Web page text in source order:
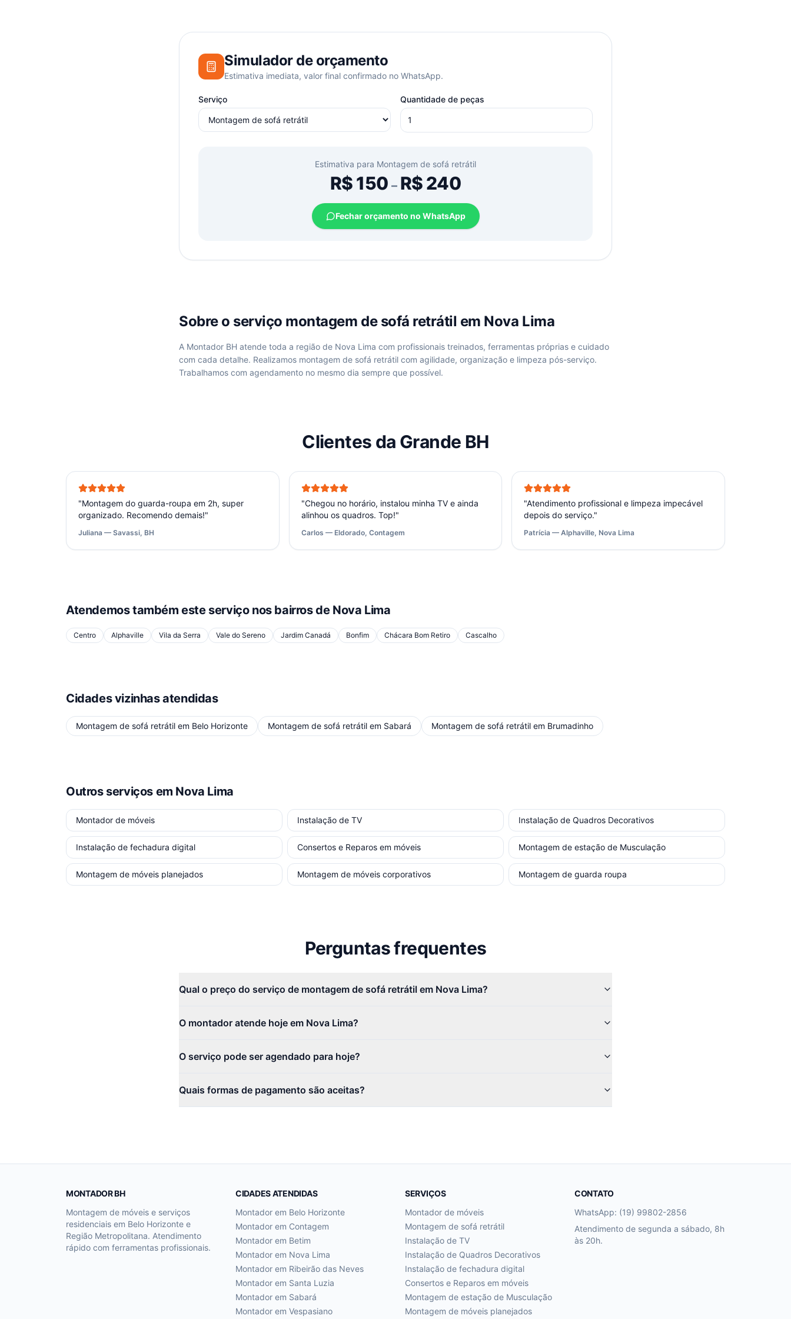
Simulador de orçamento
Estimativa imediata, valor final confirmado no WhatsApp.
Serviço Quantidade de peças
Estimativa para Montagem de sofá retrátil
R$150 –R$240
Fechar orçamento no WhatsApp
Sobre o serviço montagem de sofá retrátil em Nova Lima
A Montador BH atende toda a região de Nova Lima com profissionais treinados, ferramentas próprias e cuidado
com cada detalhe. Realizamos montagem de sofá retrátil com agilidade, organização e limpeza pós-serviço.
Trabalhamos com agendamento no mesmo dia sempre que possível.
Clientes da Grande BH
"Montagem do guarda-roupa em 2h, super
organizado. Recomendo demais!"
Juliana — Savassi, BH
"Chegou no horário, instalou minha TV e ainda
alinhou os quadros. Top!"
Carlos — Eldorado, Contagem
"Atendimento profissional e limpeza impecável
depois do serviço."
Patrícia — Alphaville, Nova Lima
Atendemos também este serviço nos bairros de Nova Lima
Centro Alphaville Vila da Serra Vale do Sereno Jardim Canadá Bonfim Chácara Bom Retiro Cascalho
Cidades vizinhas atendidas
Montagem de sofá retrátil em Belo Horizonte Montagem de sofá retrátil em Sabará Montagem de sofá retrátil em Brumadinho
Outros serviços em Nova Lima
Montador de móveis Instalação de TV Instalação de Quadros Decorativos
Instalação de fechadura digital Consertos e Reparos em móveis Montagem de estação de Musculação
Montagem de móveis planejados Montagem de móveis corporativos Montagem de guarda roupa
Perguntas frequentes
Qual o preço do serviço de montagem de sofá retrátil em Nova Lima?
O montador atende hoje em Nova Lima?
O serviço pode ser agendado para hoje?
Quais formas de pagamento são aceitas?
MONTADOR BH
Montagem de móveis e serviços
residenciais em Belo Horizonte e
Região Metropolitana. Atendimento
rápido com ferramentas profissionais.
CIDADES ATENDIDAS
Montador em Belo Horizonte
Montador em Contagem
Montador em Betim
Montador em Nova Lima
Montador em Ribeirão das Neves
Montador em Santa Luzia
Montador em Sabará
Montador em Vespasiano
SERVIÇOS
Montador de móveis
Montagem de sofá retrátil
Instalação de TV
Instalação de Quadros Decorativos
Instalação de fechadura digital
Consertos e Reparos em móveis
Montagem de estação de Musculação
Montagem de móveis planejados
CONTATO
WhatsApp: (19) 99802-2856
Atendimento de segunda a sábado, 8h
às 20h.